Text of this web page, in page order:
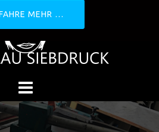
MEHR …